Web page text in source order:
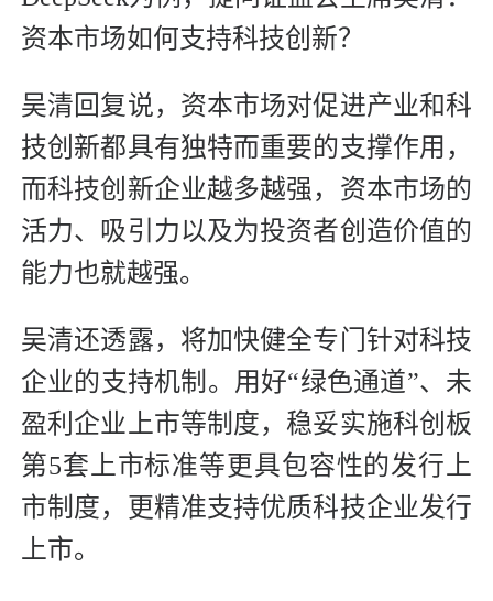
资本市场如何支持科技创新？
吴清回复说，资本市场对促进产业和科
技创新都具有独特而重要的支撑作用，
而科技创新企业越多越强，资本市场的
活力、吸引力以及为投资者创造价值的
能力也就越强。
吴清还透露，将加快健全专门针对科技
企业的支持机制。用好“绿色通道”、未
盈利企业上市等制度，稳妥实施科创板
第5套上市标准等更具包容性的发行上
市制度，更精准支持优质科技企业发行
上市。